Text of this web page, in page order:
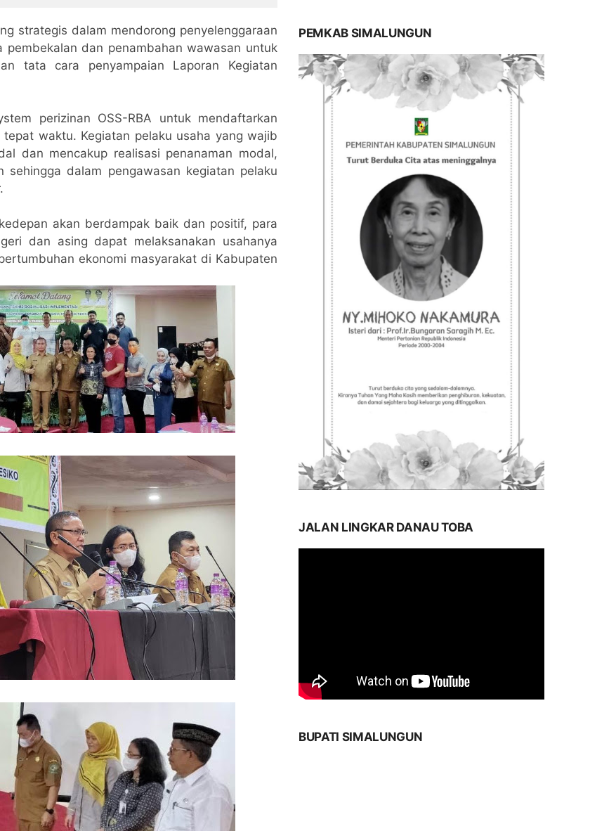
strategis dalam mendorong penyelenggaraan
dan penambahan wawasan untuk
tata cara penyampaian Laporan Kegiatan
perizinan OSS-RBA untuk mendaftarkan
waktu. Kegiatan pelaku usaha yang wajib
dan mencakup realisasi penanaman modal,
dalam pengawasan kegiatan pelaku
akan berdampak baik dan positif, para
dan asing dapat melaksanakan usahanya
ekonomi masyarakat di Kabupaten
PEMKAB SIMALUNGUN
JALAN LINGKAR DANAU TOBA
BUPATI SIMALUNGUN